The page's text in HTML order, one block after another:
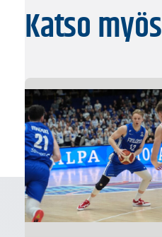
Katso myös